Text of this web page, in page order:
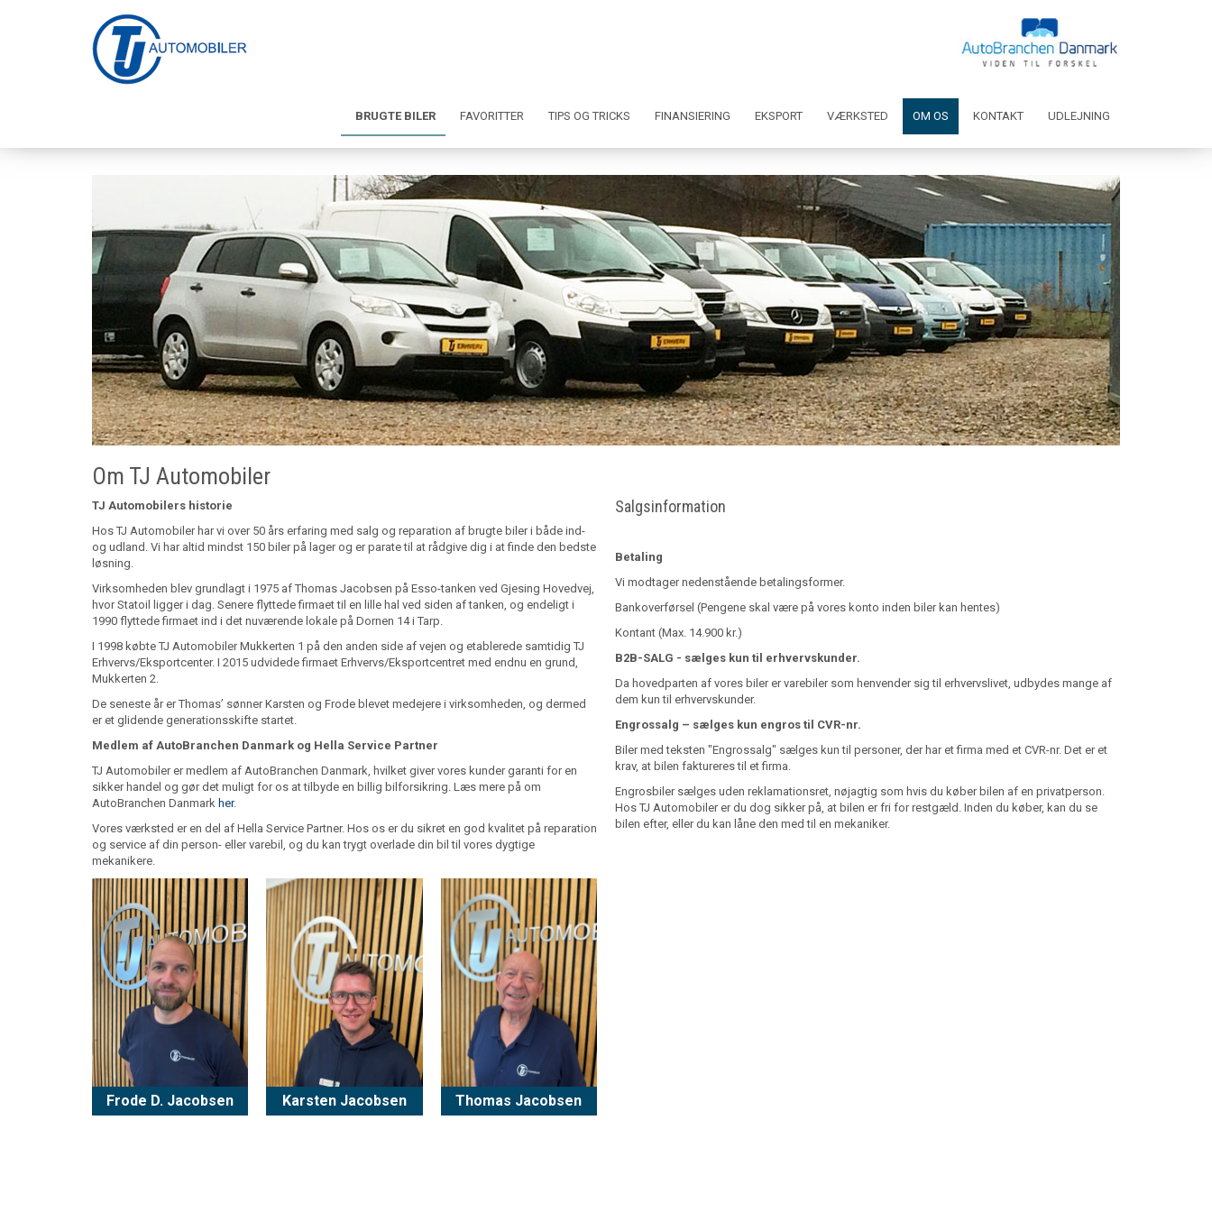
BRUGTE BILER FAVORITTER TIPS OG TRICKS FINANSIERING EKSPORT VÆRKSTED OM OS KONTAKT UDLEJNING
Om TJ Automobiler
TJ Automobilers historie
Hos TJ Automobiler har vi over 50 års erfaring med salg og reparation af brugte biler i både ind-
og udland. Vi har altid mindst 150 biler på lager og er parate til at rådgive dig i at finde den bedste
løsning.
Virksomheden blev grundlagt i 1975 af Thomas Jacobsen på Esso-tanken ved Gjesing Hovedvej,
hvor Statoil ligger i dag. Senere flyttede firmaet til en lille hal ved siden af tanken, og endeligt i
1990 flyttede firmaet ind i det nuværende lokale på Dornen 14 i Tarp.
I 1998 købte TJ Automobiler Mukkerten 1 på den anden side af vejen og etablerede samtidig TJ
Erhvervs/Eksportcenter. I 2015 udvidede firmaet Erhvervs/Eksportcentret med endnu en grund,
Mukkerten 2.
De seneste år er Thomas’ sønner Karsten og Frode blevet medejere i virksomheden, og dermed
er et glidende generationsskifte startet.
Medlem af AutoBranchen Danmark og Hella Service Partner
TJ Automobiler er medlem af AutoBranchen Danmark, hvilket giver vores kunder garanti for en
sikker handel og gør det muligt for os at tilbyde en billig bilforsikring. Læs mere på om
AutoBranchen Danmark her.
Vores værksted er en del af Hella Service Partner. Hos os er du sikret en god kvalitet på reparation
og service af din person- eller varebil, og du kan trygt overlade din bil til vores dygtige
mekanikere.
Salgsinformation
Betaling
Vi modtager nedenstående betalingsformer.
Bankoverførsel (Pengene skal være på vores konto inden biler kan hentes)
Kontant (Max. 14.900 kr.)
B2B-SALG - sælges kun til erhvervskunder.
Da hovedparten af vores biler er varebiler som henvender sig til erhvervslivet, udbydes mange af
dem kun til erhvervskunder.
Engrossalg – sælges kun engros til CVR-nr.
Biler med teksten "Engrossalg" sælges kun til personer, der har et firma med et CVR-nr. Det er et
krav, at bilen faktureres til et firma.
Engrosbiler sælges uden reklamationsret, nøjagtig som hvis du køber bilen af en privatperson.
Hos TJ Automobiler er du dog sikker på, at bilen er fri for restgæld. Inden du køber, kan du se
bilen efter, eller du kan låne den med til en mekaniker.
Frode D. Jacobsen Karsten Jacobsen Thomas Jacobsen